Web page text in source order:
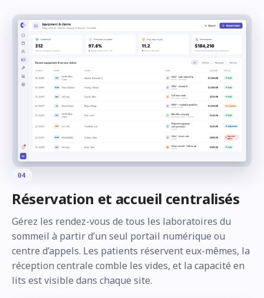
04
Réservation et accueil centralisés
Gérez les rendez-vous de tous les laboratoires du
sommeil à partir d’un seul portail numérique ou
centre d’appels. Les patients réservent eux-mêmes, la
réception centrale comble les vides, et la capacité en
lits est visible dans chaque site.